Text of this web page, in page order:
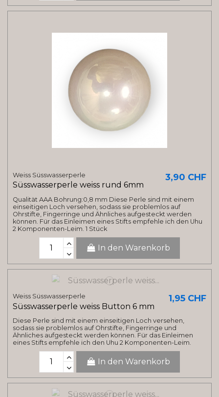
Weiss Süsswasserperle
Süsswasserperle weiss rund 6mm
3,90 CHF
Qualität AAA Bohrung:0,8 mm Diese Perle sind mit einem
einseitigen Loch versehen, sodass sie problemlos auf
Ohrstifte, Fingerringe und Ähnliches aufgesteckt werden
können. Für das Einleimen eines Stifts empfehle ich den Uhu
2 Komponenten-Leim. 1 Stück
In den Warenkorb
Weiss Süsswasserperle
Süsswasserperle weiss Button 6 mm
1,95 CHF
Diese Perle sind mit einem einseitigen Loch versehen,
sodass sie problemlos auf Ohrstifte, Fingerringe und
Ähnliches aufgesteckt werden können. Für das Einleimen
eines Stifts empfehle ich den Uhu 2 Komponenten-Leim.
In den Warenkorb